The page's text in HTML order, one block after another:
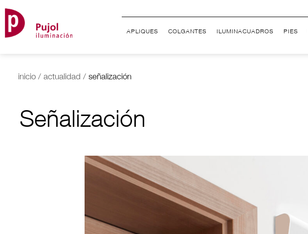
APLIQUES COLGANTES ILUMINACUADROS PIES
inicio / actualidad / señalización
Señalización